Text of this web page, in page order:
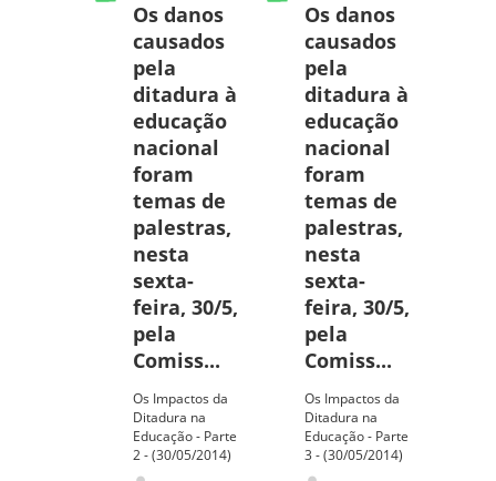
Os danos
causados
pela
ditadura à
educação
nacional
foram
temas de
palestras,
nesta
sexta-
feira, 30/5,
pela
Comiss...
Os Impactos da
Ditadura na
Educação - Parte
2 - (30/05/2014)
Os danos
causados
pela
ditadura à
educação
nacional
foram
temas de
palestras,
nesta
sexta-
feira, 30/5,
pela
Comiss...
Os Impactos da
Ditadura na
Educação - Parte
3 - (30/05/2014)